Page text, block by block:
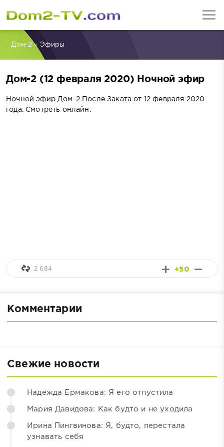
Дом-2» Эфиры
Дом-2 (12 февраля 2020) Ночной эфир
Ночной эфир Дом-2 После Заката от 12 февраля 2020
года. Смотреть онлайн.
+50
2 684
Комментарии
Свежие новости
Надежда Ермакова: Я его отпустила
Мария Давидова: Как будто и не уходила
Ирина Пингвинова: Я, будто, перестала
узнавать себя